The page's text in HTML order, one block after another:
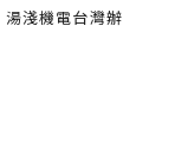
淺機電台灣辦